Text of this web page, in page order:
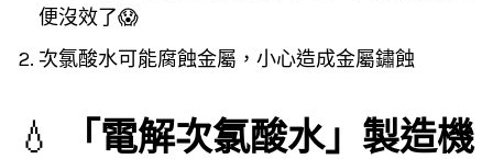
便沒效了😱
次氯酸水可能腐蝕金屬，小心造成金屬鏽蝕
💧 「電解次氯酸水」製造機